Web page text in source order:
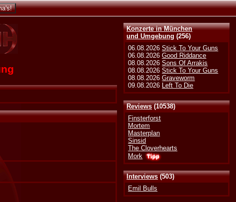
Konzerte in München
und Umgebung (256)
06.08.2026Stick To Your Guns
06.08.2026Good Riddance
08.08.2026Sons Of Arrakis
08.08.2026Stick To Your Guns
08.08.2026Graveworm
09.08.2026 Left To Die
Reviews(10538)
Finsterforst
Mortem
Masterplan
Sinsid
The Cloverhearts
Mork
Interviews(503)
Emil Bulls